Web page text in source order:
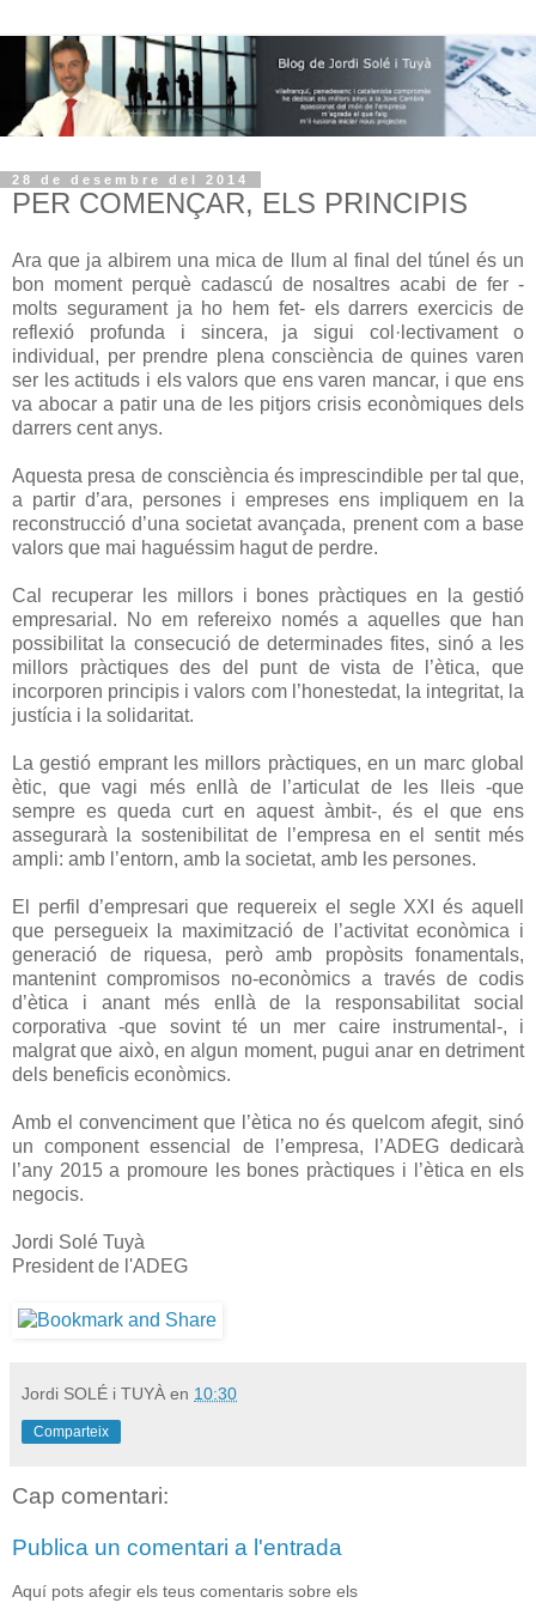
28 de desembre del 2014
PER COMENÇAR, ELS PRINCIPIS
Ara que ja albirem una mica de llum al final del túnel és un
bon moment perquè cadascú de nosaltres acabi de fer -
molts segurament ja ho hem fet- els darrers exercicis de
reflexió profunda i sincera, ja sigui col·lectivament o
individual, per prendre plena consciència de quines varen
ser les actituds i els valors que ens varen mancar, i que ens
va abocar a patir una de les pitjors crisis econòmiques dels
darrers cent anys.
Aquesta presa de consciència és imprescindible per tal que,
a partir d’ara, persones i empreses ens impliquem en la
reconstrucció d’una societat avançada, prenent com a base
valors que mai haguéssim hagut de perdre.
Cal recuperar les millors i bones pràctiques en la gestió
empresarial. No em refereixo només a aquelles que han
possibilitat la consecució de determinades fites, sinó a les
millors pràctiques des del punt de vista de l’ètica, que
incorporen principis i valors com l’honestedat, la integritat, la
justícia i la solidaritat.
La gestió emprant les millors pràctiques, en un marc global
ètic, que vagi més enllà de l’articulat de les lleis -que
sempre es queda curt en aquest àmbit-, és el que ens
assegurarà la sostenibilitat de l’empresa en el sentit més
ampli: amb l’entorn, amb la societat, amb les persones.
El perfil d’empresari que requereix el segle XXI és aquell
que persegueix la maximització de l’activitat econòmica i
generació de riquesa, però amb propòsits fonamentals,
mantenint compromisos no-econòmics a través de codis
d’ètica i anant més enllà de la responsabilitat social
corporativa -que sovint té un mer caire instrumental-, i
malgrat que això, en algun moment, pugui anar en detriment
dels beneficis econòmics.
Amb el convenciment que l’ètica no és quelcom afegit, sinó
un component essencial de l’empresa, l’ADEG dedicarà
l’any 2015 a promoure les bones pràctiques i l’ètica en els
negocis.
Jordi Solé Tuyà
President de l'ADEG
Jordi SOLÉ i TUYÀ en 10:30
Comparteix
Cap comentari:
Publica un comentari a l'entrada
Aquí pots afegir els teus comentaris sobre els